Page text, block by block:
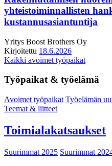
yhteistoiminnallisten
kustannusasiantuntija
Yritys Boost Brothers Oy
Kirjoitettu 18.6.2026
Kaikki avoimet työpaikat
Työpaikat & työelämä
Avoimet työpaikat Työelämän
Teemat & liitteet
Toimialakatsaukset
Suurimmat 2025 Suurimmat